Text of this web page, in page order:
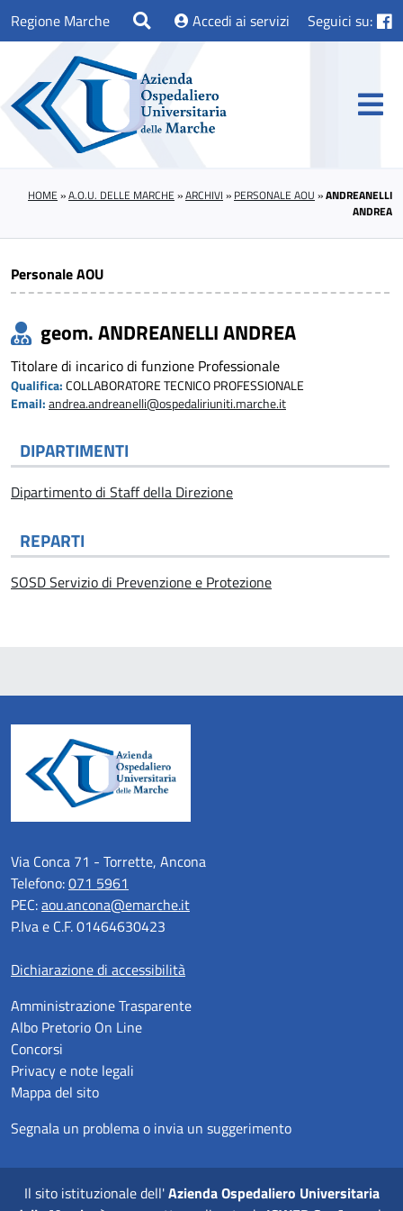
Regione Marche Accedi ai servizi Seguici su:
HOME »A.O.U. DELLE MARCHE »ARCHIVI » PERSONALE AOU »ANDREANELLI
ANDREA
Personale AOU
geom. ANDREANELLI ANDREA
Titolare di incarico di funzione Professionale
Qualifica: COLLABORATORE TECNICO PROFESSIONALE
Email: andrea.andreanelli@ospedaliriuniti.marche.it
DIPARTIMENTI
Dipartimento di Staff della Direzione
REPARTI
SOSD Servizio di Prevenzione e Protezione
Via Conca 71 - Torrette, Ancona
Telefono:071 5961
PEC:aou.ancona@emarche.it
P.Iva e C.F. 01464630423
Dichiarazione di accessibilità
Amministrazione Trasparente
Albo Pretorio On Line
Concorsi
Privacy e note legali
Mappa del sito
Segnala un problema o invia un suggerimento
Il sito istituzionale dell'Azienda Ospedaliero Universitaria